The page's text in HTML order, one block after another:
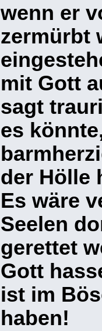
wenn er
zermürbt
mit Gott
sagt
es
der Hölle
Es wäre
Seelen
gerettet
Gott
ist im
haben!